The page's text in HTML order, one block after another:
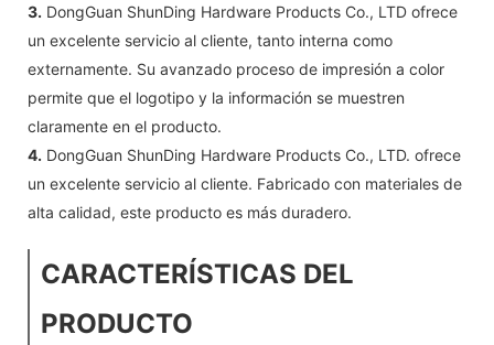
3. DongGuan ShunDing Hardware Products Co., LTD ofrece
un excelente servicio al cliente, tanto interna como
externamente. Su avanzado proceso de impresión a color
permite que el logotipo y la información se muestren
claramente en el producto.
4. DongGuan ShunDing Hardware Products Co., LTD. ofrece
un excelente servicio al cliente. Fabricado con materiales de
alta calidad, este producto es más duradero.
CARACTERÍSTICAS DEL
PRODUCTO